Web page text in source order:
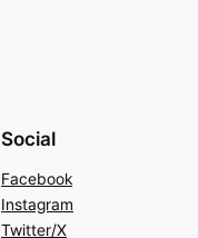
Social
Facebook
Instagram
Twitter/X